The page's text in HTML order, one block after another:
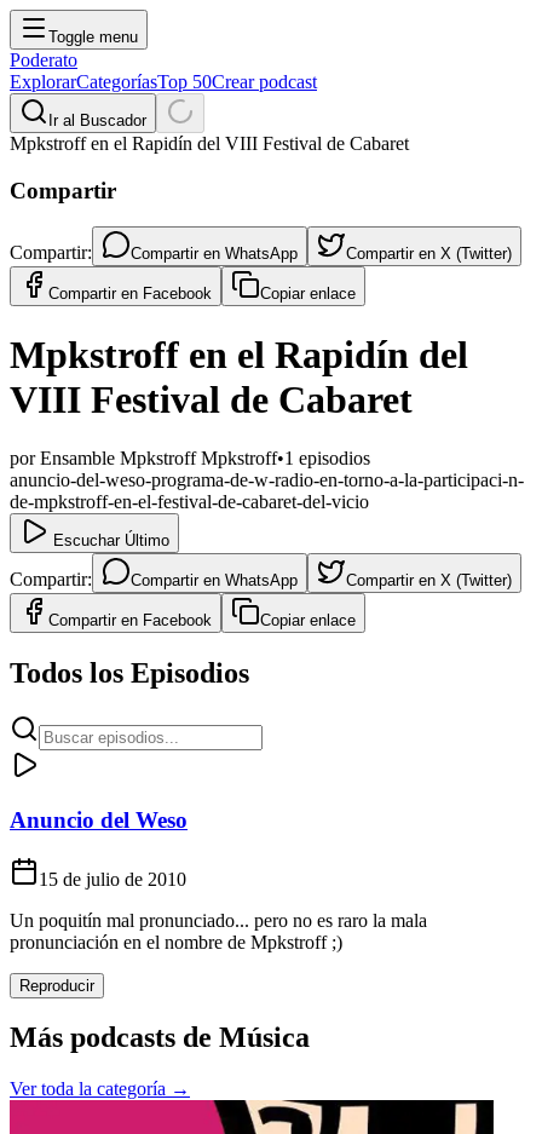
Toggle menu
Poderato
ExplorarCategoríasTop 50Crear podcast
Ir al Buscador
Mpkstroff en el Rapidín del VIII Festival de Cabaret
Compartir
Compartir: Compartir en WhatsApp Compartir en X (Twitter)
Compartir en Facebook Copiar enlace
Mpkstroff en el Rapidín del
VIII Festival de Cabaret
porEnsamble Mpkstroff Mpkstroff•1 episodios
anuncio-del-weso-programa-de-w-radio-en-torno-a-la-participaci-n-
de-mpkstroff-en-el-festival-de-cabaret-del-vicio
Escuchar Último
Compartir: Compartir en WhatsApp Compartir en X (Twitter)
Compartir en Facebook Copiar enlace
Todos los Episodios
Anuncio del Weso
15 de julio de 2010
Un poquitín mal pronunciado... pero no es raro la mala
pronunciación en el nombre de Mpkstroff ;)
Reproducir
Más podcasts de Música
Ver toda la categoría →